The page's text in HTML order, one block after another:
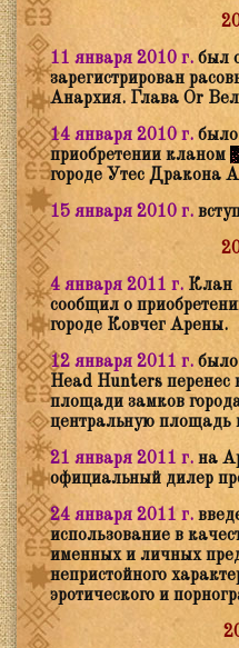
11 января 2010 г. был
зарегистрирован
Анархия. Глава Or
14 января 2010 г.
приобретении кланом
городе Утес Дракона
15 января 2010 г.
4 января 2011 г. Клан
сообщил о
городе Ковчег Арены.
12 января 2011 г.
Head Hunters перенес
площади замков
центральную площадь
21 января 2011 г. на
официальный дилер
24 января 2011 г.
использование в
именных и личных
непристойного
эротического и